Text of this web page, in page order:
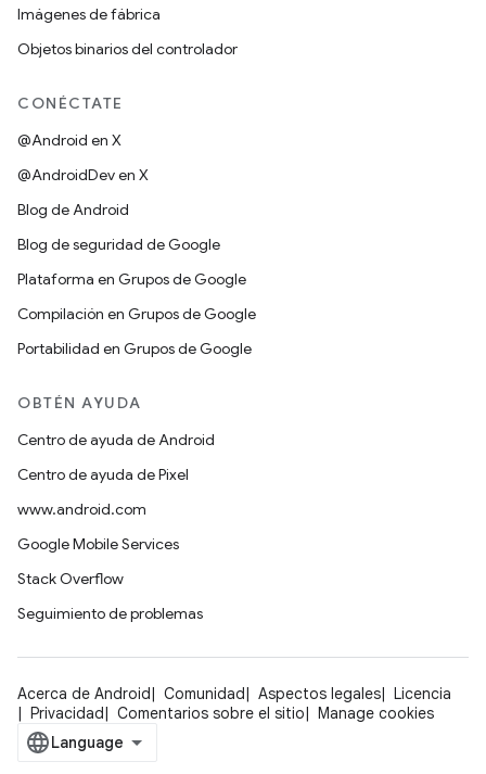
Imágenes de fábrica
Objetos binarios del controlador
CONÉCTATE
@Android en X
@AndroidDev en X
Blog de Android
Blog de seguridad de Google
Plataforma en Grupos de Google
Compilación en Grupos de Google
Portabilidad en Grupos de Google
OBTÉN AYUDA
Centro de ayuda de Android
Centro de ayuda de Pixel
www.android.com
Google Mobile Services
Stack Overflow
Seguimiento de problemas
Acerca de Android Comunidad Aspectos legales
Licencia
Privacidad
Comentarios sobre el sitio Manage cookies